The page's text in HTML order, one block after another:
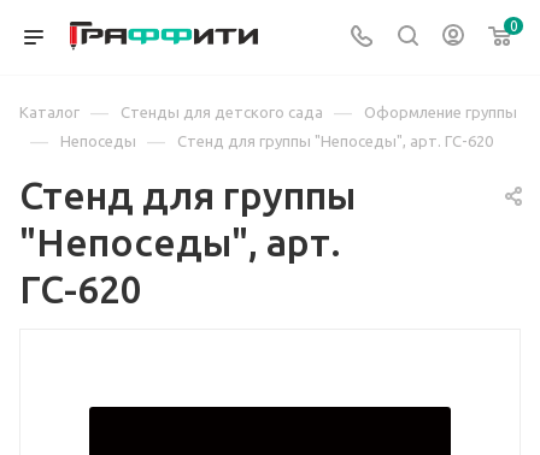
0
Каталог — Стенды для детского сада — Оформление группы
— Непоседы — Стенд для группы "Непоседы", арт. ГС-620
Стенд для группы
"Непоседы", арт.
ГС-620